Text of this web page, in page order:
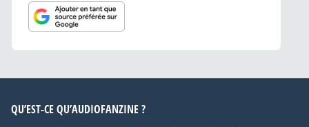
QU’EST-CE QU’AUDIOFANZINE ?